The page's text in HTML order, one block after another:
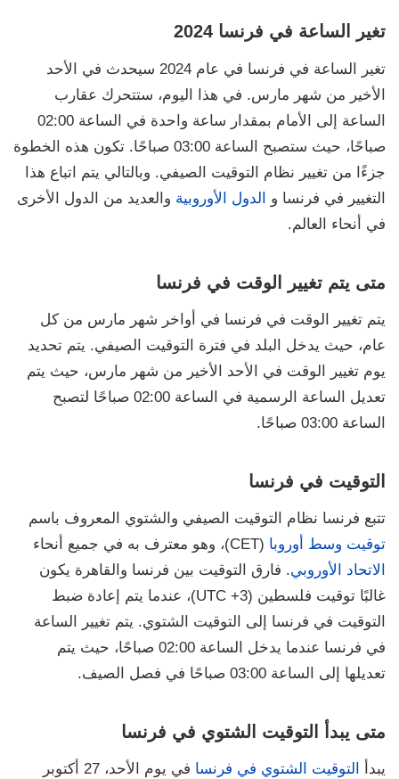
تغير الساعة في فرنسا 2024
تغير الساعة في فرنسا في عام 2024 سيحدث في الأحد
الأخير من شهر مارس. في هذا اليوم، ستتحرك عقارب
الساعة إلى الأمام بمقدار ساعة واحدة في الساعة 02:00
صباحًا، حيث ستصبح الساعة 03:00 صباحًا. تكون هذه الخطوة
جزءًا من تغيير نظام التوقيت الصيفي. وبالتالي يتم اتباع هذا
التغيير في فرنسا و
الدول الأوروبية والعديد من الدول الأخرى
في أنحاء العالم.
متى يتم تغيير الوقت في فرنسا
يتم تغيير الوقت في فرنسا في أواخر شهر مارس من كل
عام، حيث يدخل البلد في فترة التوقيت الصيفي. يتم تحديد
يوم تغيير الوقت في الأحد الأخير من شهر مارس، حيث يتم
تعديل الساعة الرسمية في الساعة 02:00 صباحًا لتصبح
الساعة 03:00 صباحًا.
التوقيت في فرنسا
تتبع فرنسا نظام التوقيت الصيفي والشتوي المعروف باسم
توقيت وسط أوروبا (CET)، وهو معترف به في جميع أنحاء
الاتحاد الأوروبي. فارق التوقيت بين فرنسا والقاهرة يكون
غالبًا توقيت فلسطين (UTC +3)، عندما يتم إعادة ضبط
التوقيت في فرنسا إلى التوقيت الشتوي. يتم تغيير الساعة
في فرنسا عندما يدخل الساعة 02:00 صباحًا، حيث يتم
تعديلها إلى الساعة 03:00 صباحًا في فصل الصيف.
متى يبدأ التوقيت الشتوي في فرنسا
يبدأ التوقيت الشتوي في فرنسا
في يوم الأحد، 27 أكتوبر